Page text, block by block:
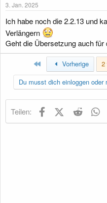
n
3. Jan. 2025
Ich habe noch die 2.2.13 und
Verlängern
Geht die Übersetzung auch
Erste Vorherige 2
Du musst dich einloggen
Teilen: FacebookX (Twitter)
Reddit